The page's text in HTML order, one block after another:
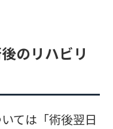
のリハビリ
ては「術後翌日